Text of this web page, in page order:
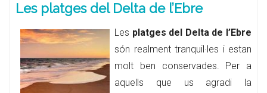
Les platges del Delta de l’Ebre
Les platges del Delta de l’Ebre
són realment tranquil·les i estan
molt ben conservades. Per a
aquells que us agradi la